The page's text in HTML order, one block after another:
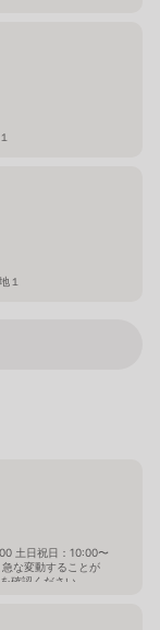
１
土日祝日：10:00〜
な変動することが
確認ください